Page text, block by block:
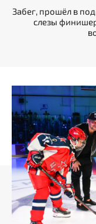
Забег, прошёл в
слезы